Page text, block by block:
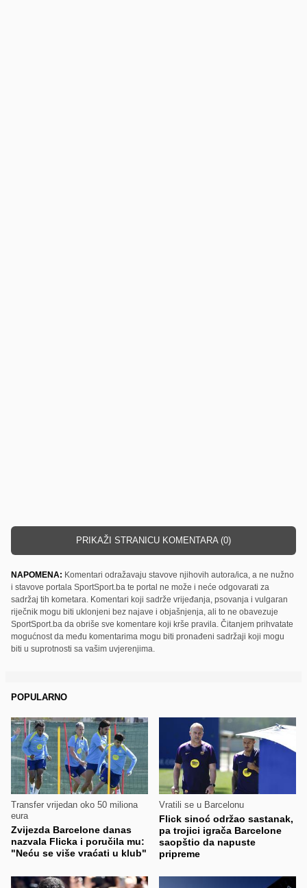
PRIKAŽI STRANICU KOMENTARA (0)
NAPOMENA: Komentari odražavaju stavove njihovih autora/ica, a ne nužno
i stavove portala SportSport.ba te portal ne može i neće odgovarati za
sadržaj tih kometara. Komentari koji sadrže vrijeđanja, psovanja i vulgaran
riječnik mogu biti uklonjeni bez najave i objašnjenja, ali to ne obavezuje
SportSport.ba da obriše sve komentare koji krše pravila. Čitanjem prihvatate
mogućnost da među komentarima mogu biti pronađeni sadržaji koji mogu
biti u suprotnosti sa vašim uvjerenjima.
POPULARNO
Transfer vrijedan oko 50 miliona
eura
Zvijezda Barcelone danas
nazvala Flicka i poručila mu:
"Neću se više vraćati u klub"
Vratili se u Barcelonu
Flick sinoć održao sastanak,
pa trojici igrača Barcelone
saopštio da napuste
pripreme